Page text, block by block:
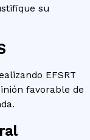
su
EFSRT
favorable de